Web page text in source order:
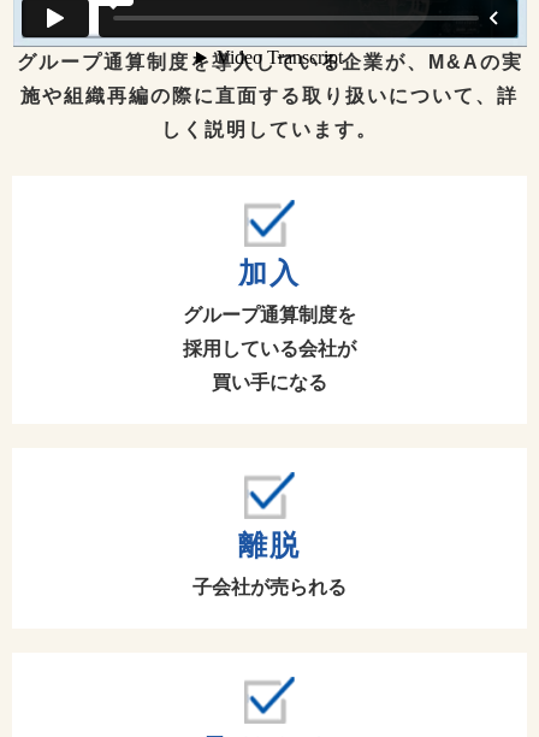
グループ通算制度を導入している企業が、
M&Aの実
施や組織再編の際に直面する取り扱いについて、詳
しく説明しています。
加入
グループ通算制度を
採用している会社が
買い手になる
離脱
子会社が売られる